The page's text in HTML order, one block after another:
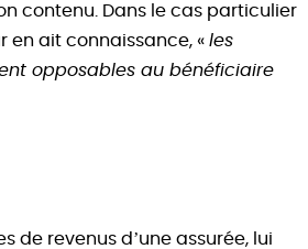
contenu. Dans le cas particulier
en ait connaissance, « les
opposables au bénéficiaire
de revenus d’une assurée, lui